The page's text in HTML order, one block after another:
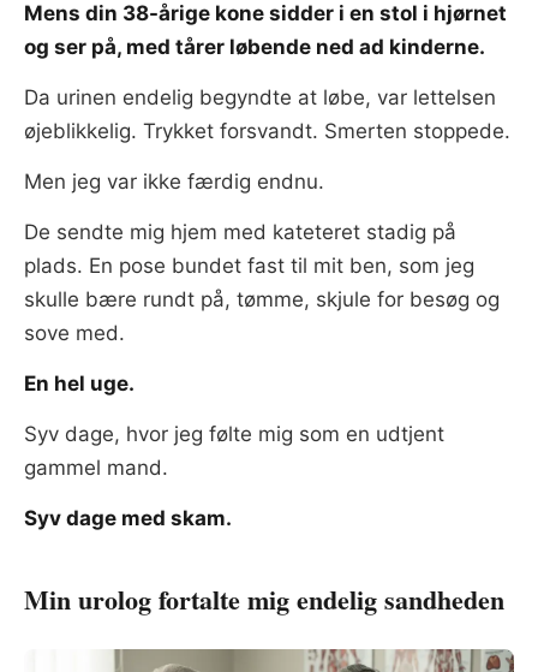
Mens din 38-årige kone sidder i en stol i hjørnet
og ser på, med tårer løbende ned ad kinderne.
Da urinen endelig begyndte at løbe, var lettelsen
øjeblikkelig. Trykket forsvandt. Smerten stoppede.
Men jeg var ikke færdig endnu.
De sendte mig hjem med kateteret stadig på
plads. En pose bundet fast til mit ben, som jeg
skulle bære rundt på, tømme, skjule for besøg og
sove med.
En hel uge.
Syv dage, hvor jeg følte mig som en udtjent
gammel mand.
Syv dage med skam.
Min urolog fortalte mig endelig sandheden